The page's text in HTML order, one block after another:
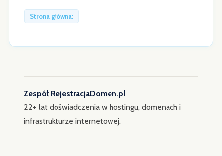
Strona główna:
Zespół RejestracjaDomen.pl
22+ lat doświadczenia w hostingu, domenach i
infrastrukturze internetowej.